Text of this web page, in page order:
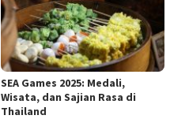
SEA Games 2025: Medali,
Wisata, dan Sajian Rasa di
Thailand